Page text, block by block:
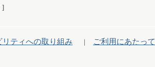
]
リティへの取り組み ご利用にあたって